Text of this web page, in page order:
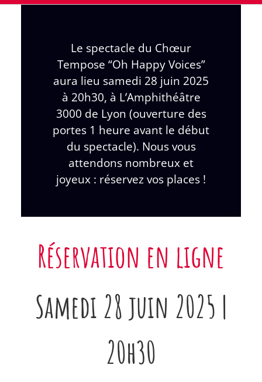
Le spectacle du Chœur
Tempose “Oh Happy Voices”
aura lieu samedi 28 juin 2025
à 20h30, à L’Amphithéâtre
3000 de Lyon (ouverture des
portes 1 heure avant le début
du spectacle). Nous vous
attendons nombreux et
joyeux : réservez vos places !
Réservation en ligne
Samedi 28 juin 2025 |
20h30